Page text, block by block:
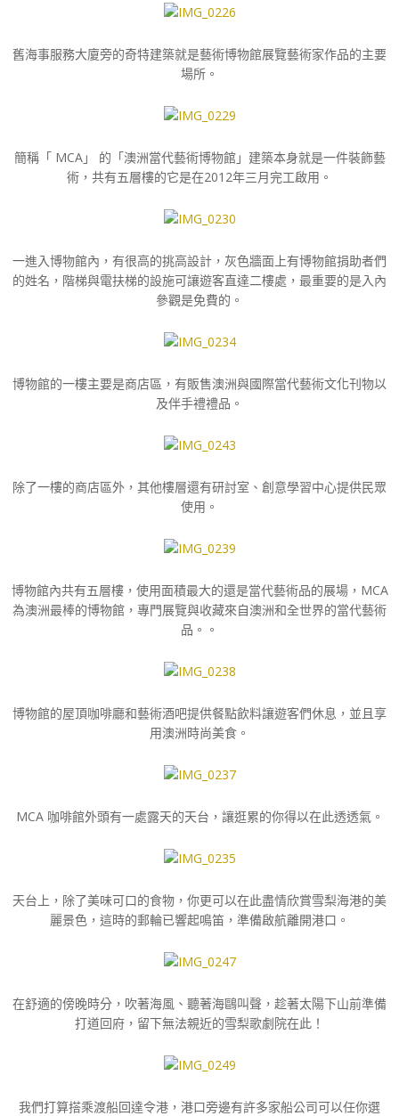
舊海事服務大廈旁的奇特建築就是藝術博物館展覽藝術家作品的主要
場所。
簡稱「 MCA」 的「澳洲當代藝術博物館」建築本身就是一件裝飾藝
術，共有五層樓的它是在2012年三月完工啟用。
一進入博物館內，有很高的挑高設計，灰色牆面上有博物館捐助者們
的姓名，階梯與電扶梯的設施可讓遊客直達二樓處，最重要的是入內
參觀是免費的。
博物館的一樓主要是商店區，有販售澳洲與國際當代藝術文化刊物以
及伴手禮禮品。
除了一樓的商店區外，其他樓層還有研討室、創意學習中心提供民眾
使用。
博物館內共有五層樓，使用面積最大的還是當代藝術品的展場，MCA
為澳洲最棒的博物館，專門展覽與收藏來自澳洲和全世界的當代藝術
品。。
博物館的屋頂咖啡廳和藝術酒吧提供餐點飲料讓遊客們休息，並且享
用澳洲時尚美食。
MCA 咖啡館外頭有一處露天的天台，讓逛累的你得以在此透透氣。
天台上，除了美味可口的食物，你更可以在此盡情欣賞雪梨海港的美
麗景色，這時的郵輪已響起鳴笛，準備啟航離開港口。
在舒適的傍晚時分，吹著海風、聽著海鷗叫聲，趁著太陽下山前準備
打道回府，留下無法親近的雪梨歌劇院在此！
我們打算搭乘渡船回達令港，港口旁邊有許多家船公司可以任你選